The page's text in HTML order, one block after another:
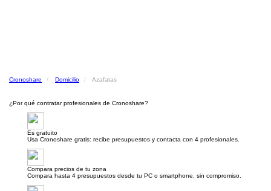
Cronoshare Domicilio Azafatas
¿Por qué contratar profesionales de Cronoshare?
Es gratuito
Usa Cronoshare gratis: recibe presupuestos y contacta con 4 profesionales.
Compara precios de tu zona
Compara hasta 4 presupuestos desde tu PC o smartphone, sin compromiso.